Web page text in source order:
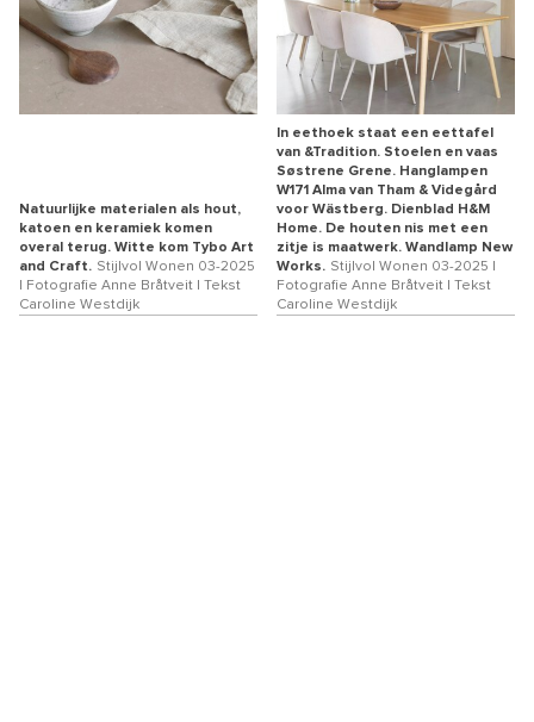
Natuurlijke materialen als hout,
katoen en keramiek komen
overal terug. Witte kom Tybo Art
and Craft. Stijlvol Wonen 03-2025
| Fotografie Anne Bråtveit | Tekst
Caroline Westdijk
In eethoek staat een eettafel
van &Tradition. Stoelen en vaas
Søstrene Grene. Hanglampen
W171 Alma van Tham & Videgård
voor Wästberg. Dienblad H&M
Home. De houten nis met een
zitje is maatwerk. Wandlamp New
Works. Stijlvol Wonen 03-2025 |
Fotografie Anne Bråtveit | Tekst
Caroline Westdijk